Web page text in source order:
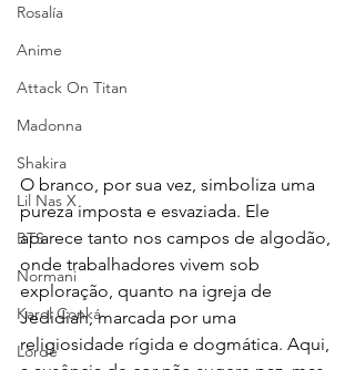
Rosalía
Anime
Attack On Titan
Madonna
Shakira
Lil Nas X
BTS
Normani
Karol Conká
Lorde
O branco, por sua vez, simboliza uma
pureza imposta e esvaziada. Ele
aparece tanto nos campos de algodão,
onde trabalhadores vivem sob
exploração, quanto na igreja de
Jedidiah, marcada por uma
religiosidade rígida e dogmática. Aqui,